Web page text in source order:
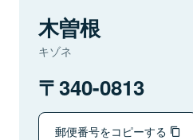
木曽根
キゾネ
340-0813
郵便番号をコピーする